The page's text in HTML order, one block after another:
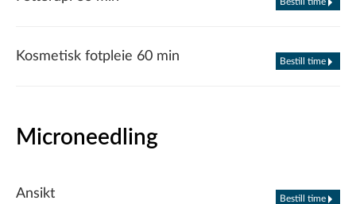
Kosmetisk fotpleie 60 min Bestill time
Microneedling
Ansikt Bestill time